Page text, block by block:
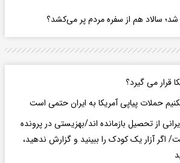
قرار می گیرد؟
حملات پیاپی آمریکا به ایران حتمی است
از تحصیل بازمانده اند/بهزیستی در پرونده
اگر آزار یک کودک را ببینید و گزارش ندهید،